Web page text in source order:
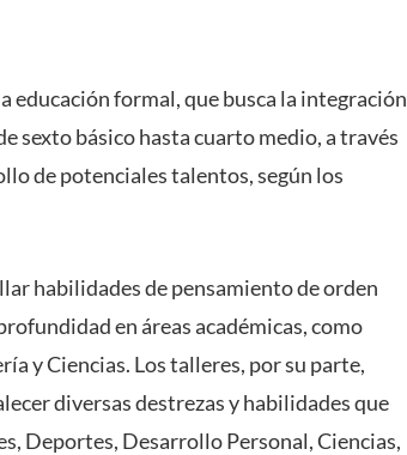
educación formal, que busca la integración
sexto básico hasta cuarto medio, a través
de potenciales talentos, según los
habilidades de pensamiento de orden
en áreas académicas, como
y Ciencias. Los talleres, por su parte,
diversas destrezas y habilidades que
Deportes, Desarrollo Personal, Ciencias,